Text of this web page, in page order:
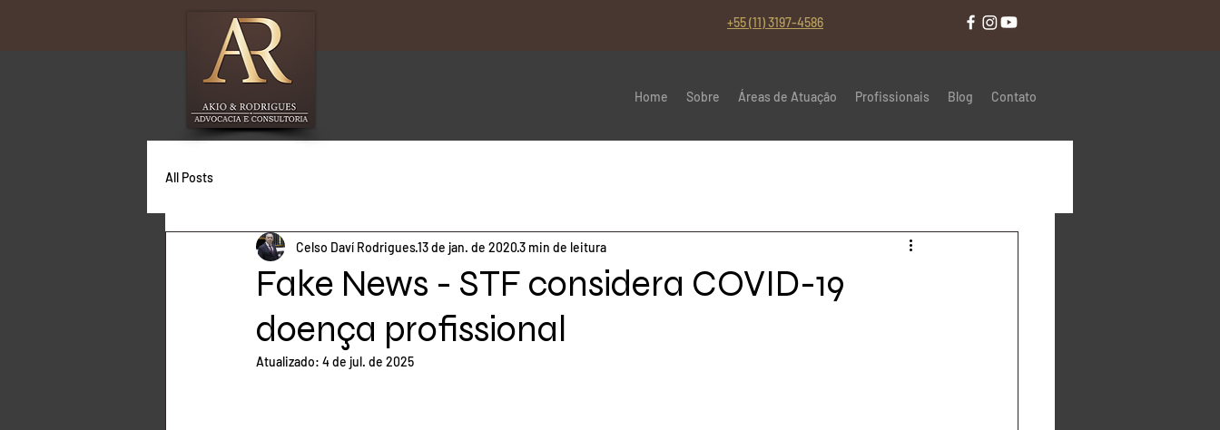
+55 (11) 3197-4586
Home Sobre Áreas de Atuação Profissionais Blog Contato
All Posts
Fake News - STF considera COVID-19
doença profissional
Celso Daví Rodrigues13 de jan. de 20203 min de leitura
Atualizado: 4 de jul. de 2025